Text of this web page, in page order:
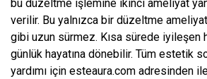
bu düzeltme işlemine ikinci ameliyat
verilir. Bu yalnızca bir düzeltme
gibi uzun sürmez. Kısa sürede iyileşen
günlük hayatına dönebilir. Tüm estetik
yardımı için esteaura.com adresinden